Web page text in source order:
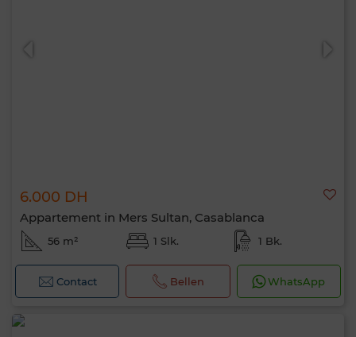
6.000 DH
Appartement in Mers Sultan, Casablanca
56 m² 1 Slk. 1 Bk.
Contact Bellen WhatsApp